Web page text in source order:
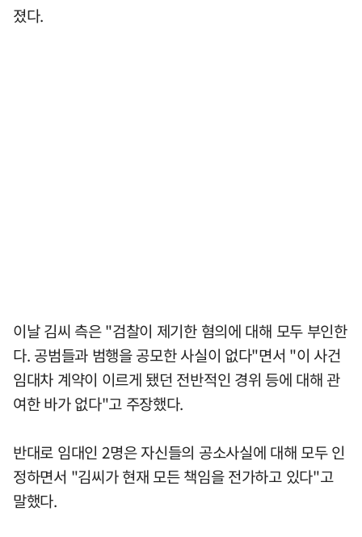
졌다.
이날 김씨 측은 "검찰이 제기한 혐의에 대해 모두 부인한
다. 공범들과 범행을 공모한 사실이 없다"면서 "이 사건
임대차 계약이 이르게 됐던 전반적인 경위 등에 대해 관
여한 바가 없다"고 주장했다.
반대로 임대인 2명은 자신들의 공소사실에 대해 모두 인
정하면서 "김씨가 현재 모든 책임을 전가하고 있다"고
말했다.